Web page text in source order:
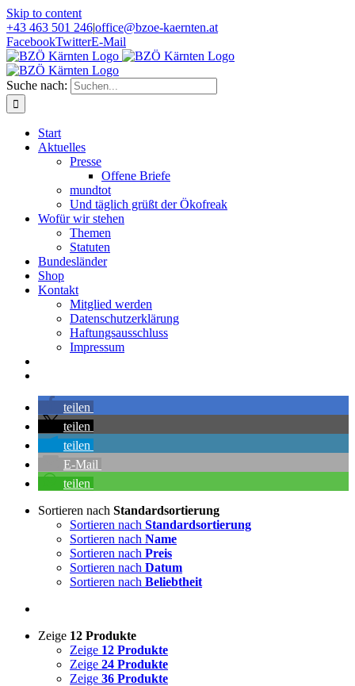
Skip to content
+43 463 501 246|office@bzoe-kaernten.at
FacebookTwitterE-Mail
Suche nach:
Start
Aktuelles
Presse
Offene Briefe
mundtot
Und täglich grüßt der Ökofreak
Wofür wir stehen
Themen
Statuten
Bundesländer
Shop
Kontakt
Mitglied werden
Datenschutzerklärung
Haftungsausschluss
Impressum
teilen
teilen
teilen
E-Mail
teilen
Sortieren nach Standardsortierung
Sortieren nach Standardsortierung
Sortieren nach Name
Sortieren nach Preis
Sortieren nach Datum
Sortieren nach Beliebtheit
Zeige 12 Produkte
Zeige 12 Produkte
Zeige 24 Produkte
Zeige 36 Produkte